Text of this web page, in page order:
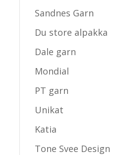
Sandnes Garn
Du store alpakka
Dale garn
Mondial
PT garn
Unikat
Katia
Tone Svee Design